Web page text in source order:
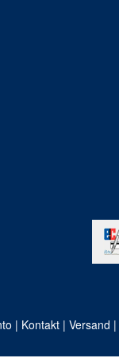
| Kontakt | Versand |